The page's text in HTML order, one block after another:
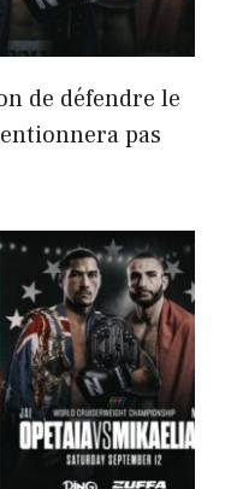
de défendre le
pas